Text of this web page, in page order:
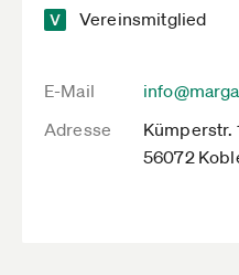
Vereinsmitglied
E-Mail
Adresse
Kümperstr.
56072